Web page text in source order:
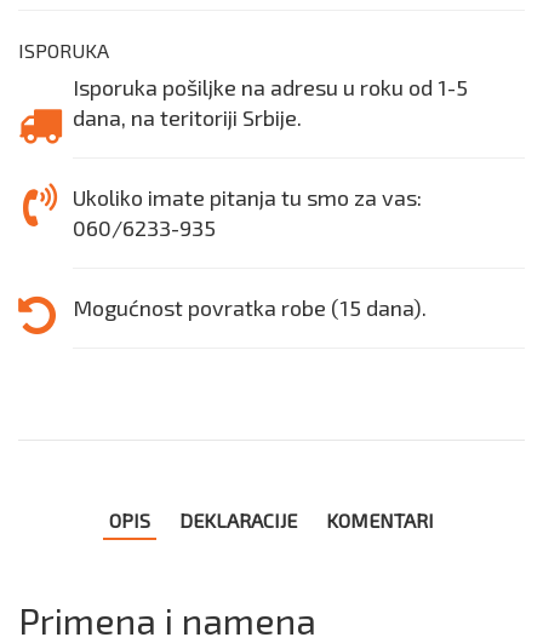
ISPORUKA
Isporuka pošiljke na adresu u roku od 1-5
dana, na teritoriji Srbije.
Ukoliko imate pitanja tu smo za vas:
060/6233-935
Mogućnost povratka robe (15 dana).
OPIS DEKLARACIJE KOMENTARI
Primena i namena